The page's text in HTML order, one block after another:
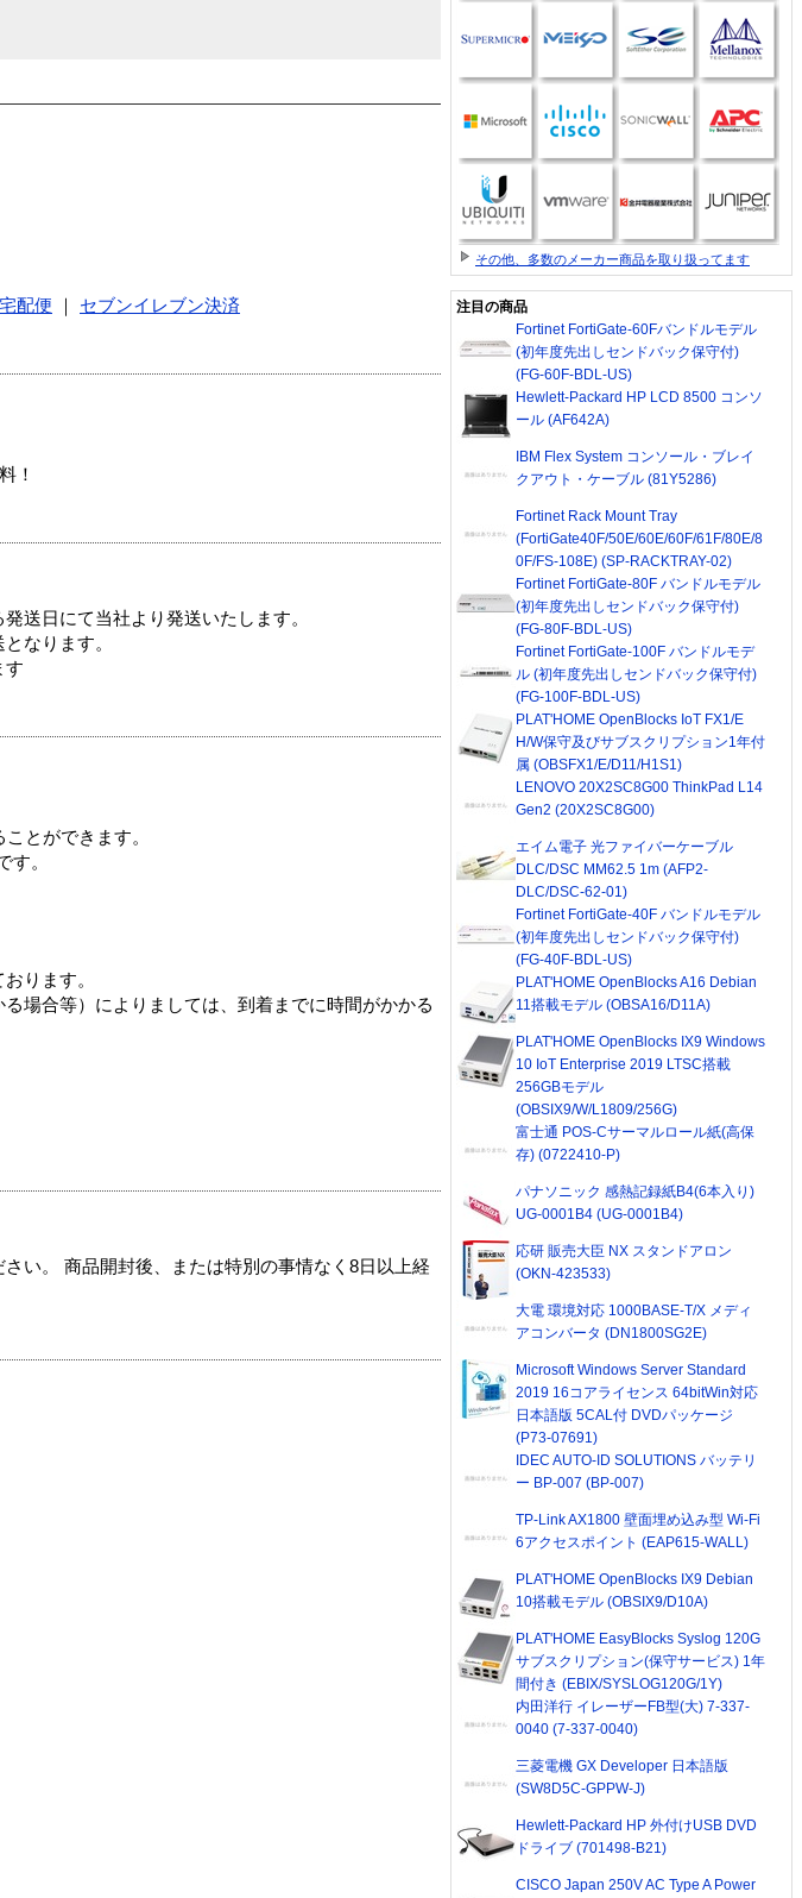
配便
セブンイレブン決済
！
送日にて当社より発送いたします。
なります。
す
とができます。
す。
ります。
場合等）によりましては、到着までに時間がかかる
い。 商品開封後、または特別の事情なく8日以上経
その他、多数のメーカー商品を取り扱ってます
注目の商品
Fortinet FortiGate-60Fバンドルモデル
(初年度先出しセンドバック保守付)
(FG-60F-BDL-US)
Hewlett-Packard HP LCD 8500 コンソ
ール (AF642A)
IBM Flex System コンソール・ブレイ
クアウト・ケーブル (81Y5286)
Fortinet Rack Mount Tray
(FortiGate40F/50E/60E/60F/61F/80E/8
0F/FS-108E) (SP-RACKTRAY-02)
Fortinet FortiGate-80F バンドルモデル
(初年度先出しセンドバック保守付)
(FG-80F-BDL-US)
Fortinet FortiGate-100F バンドルモデ
ル (初年度先出しセンドバック保守付)
(FG-100F-BDL-US)
PLAT'HOME OpenBlocks IoT FX1/E
H/W保守及びサブスクリプション1年付
属 (OBSFX1/E/D11/H1S1)
LENOVO 20X2SC8G00 ThinkPad L14
Gen2 (20X2SC8G00)
エイム電子 光ファイバーケーブル
DLC/DSC MM62.5 1m (AFP2-
DLC/DSC-62-01)
Fortinet FortiGate-40F バンドルモデル
(初年度先出しセンドバック保守付)
(FG-40F-BDL-US)
PLAT'HOME OpenBlocks A16 Debian
11搭載モデル (OBSA16/D11A)
PLAT'HOME OpenBlocks IX9 Windows
10 IoT Enterprise 2019 LTSC搭載
256GBモデル
(OBSIX9/W/L1809/256G)
富士通 POS-Cサーマルロール紙(高保
存) (0722410-P)
パナソニック 感熱記録紙B4(6本入り)
UG-0001B4 (UG-0001B4)
応研 販売大臣 NX スタンドアロン
(OKN-423533)
大電 環境対応 1000BASE-T/X メディ
アコンバータ (DN1800SG2E)
Microsoft Windows Server Standard
2019 16コアライセンス 64bitWin対応
日本語版 5CAL付 DVDパッケージ
(P73-07691)
IDEC AUTO-ID SOLUTIONS バッテリ
ー BP-007 (BP-007)
TP-Link AX1800 壁面埋め込み型 Wi-Fi
6アクセスポイント (EAP615-WALL)
PLAT'HOME OpenBlocks IX9 Debian
10搭載モデル (OBSIX9/D10A)
PLAT'HOME EasyBlocks Syslog 120G
サブスクリプション(保守サービス) 1年
間付き (EBIX/SYSLOG120G/1Y)
内田洋行 イレーザーFB型(大) 7-337-
0040 (7-337-0040)
三菱電機 GX Developer 日本語版
(SW8D5C-GPPW-J)
Hewlett-Packard HP 外付けUSB DVD
ドライブ (701498-B21)
CISCO Japan 250V AC Type A Power